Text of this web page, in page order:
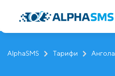
AlphaSMS Тарифи Ангола